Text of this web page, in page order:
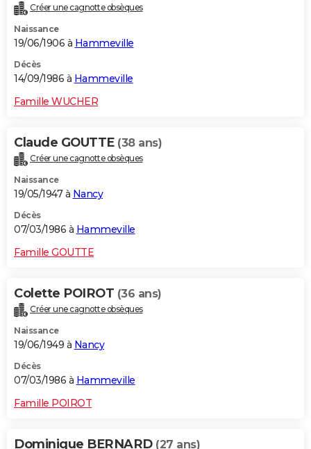
Créer une cagnotte obsèques
Naissance
19/06/1906 à Hammeville
Décès
14/09/1986 à Hammeville
Famille WUCHER
Claude GOUTTE (38 ans)
Créer une cagnotte obsèques
Naissance
19/05/1947 à Nancy
Décès
07/03/1986 à Hammeville
Famille GOUTTE
Colette POIROT (36 ans)
Créer une cagnotte obsèques
Naissance
19/06/1949 à Nancy
Décès
07/03/1986 à Hammeville
Famille POIROT
Dominique BERNARD (27 ans)